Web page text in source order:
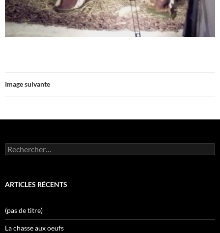
Image suivante
Rechercher :
ARTICLES RÉCENTS
(pas de titre)
La chasse aux oeufs